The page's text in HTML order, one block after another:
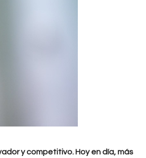
y competitivo. Hoy en día, más